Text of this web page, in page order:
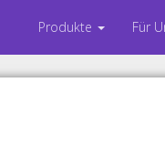
Produkte Für